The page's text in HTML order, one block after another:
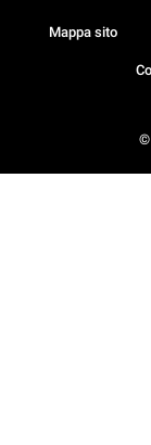
©
Mappa sito